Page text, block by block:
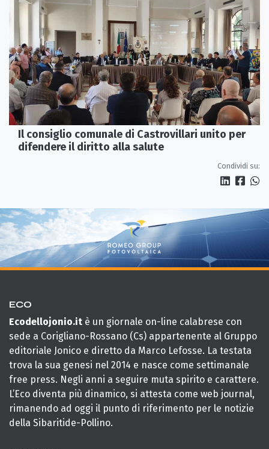
Il consiglio comunale di Castrovillari unito per
difendere il diritto alla salute
Condividi su:
ECO
Ecodellojonio.it è un giornale on-line calabrese con
sede a Corigliano-Rossano (Cs) appartenente al Gruppo
editoriale Jonico e diretto da Marco Lefosse. La testata
trova la sua genesi nel 2014 e nasce come settimanale
free press. Negli anni a seguire muta spirito e carattere.
L’Eco diventa più dinamico, si attesta come web journal,
rimanendo ad oggi il punto di riferimento per le notizie
della Sibaritide-Pollino.